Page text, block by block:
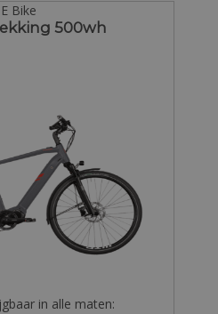
E Bike
500wh
in alle maten: